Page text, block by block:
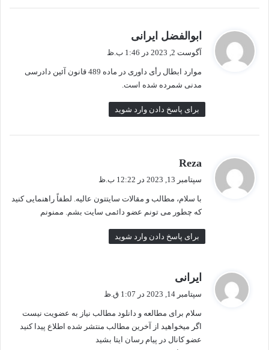
ابوالفضل ایرانی
:
آگوست 2, 2023 در 1:46 ب.ظ
موارد ابطال رأی داوری در ماده 489 قانون آئین دادرسی
مدنی شمرده شده است.
برای پاسخ دادن وارد شوید
Reza
:
سپتامبر 13, 2023 در 12:22 ب.ظ
با سلام، مطالب و مقالات سایتتون عالیه. لطفاً راهنمایی کنید
که چطور می تونم عضو دائمی سایت بشم. ممنونم
برای پاسخ دادن وارد شوید
ایرانی
:
سپتامبر 14, 2023 در 1:07 ق.ظ
سلام برای مطالعه و دانلود مطالب نیاز به عضویت نیست
اگر میخواهید از آخرین مطالب منتشر شده اطلاع پیدا کنید
عضو کانال در پیام رسان ایتا بشید